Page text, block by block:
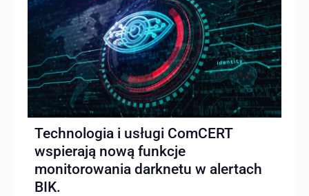
Technologia i usługi ComCERT
wspierają nową funkcje
monitorowania darknetu w alertach
BIK.